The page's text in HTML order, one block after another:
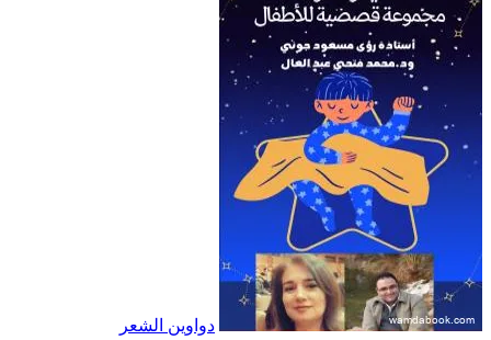
دواوين الشعر